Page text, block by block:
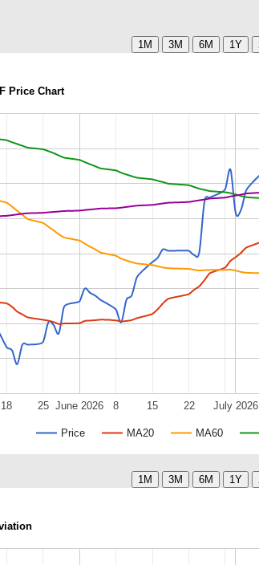
Price Chart
Price MA20 MA60
June 2026 July 2026
18 25 8 15 22